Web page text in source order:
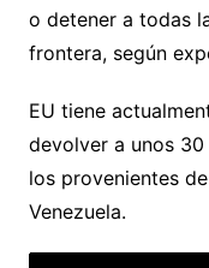
o detener a todas
frontera, según
EU tiene
devolver a unos
los provenientes
Venezuela.